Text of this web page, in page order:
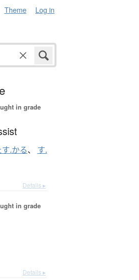
Theme Log in
in grade
す.かる、 す.
Details ▸
in grade
Details ▸